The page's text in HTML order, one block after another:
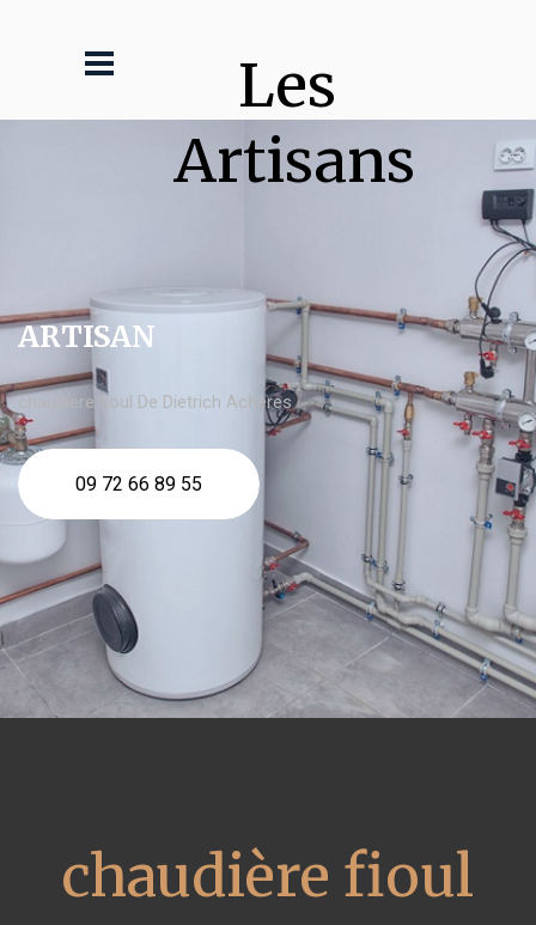
Les
Artisans
ARTISAN
chaudière fioul De Dietrich Achères
09 72 66 89 55
chaudière fioul